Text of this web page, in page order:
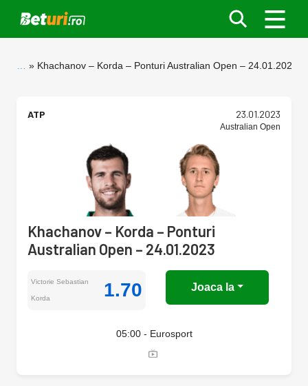
Khachanov – Korda – Ponturi Australian Open – 24.01.2023
ATP 23.01.2023
Australian Open
Khachanov – Korda – Ponturi
Australian Open – 24.01.2023
Victorie Sebastian
Korda 1.70 Joaca la
05:00 - Eurosport